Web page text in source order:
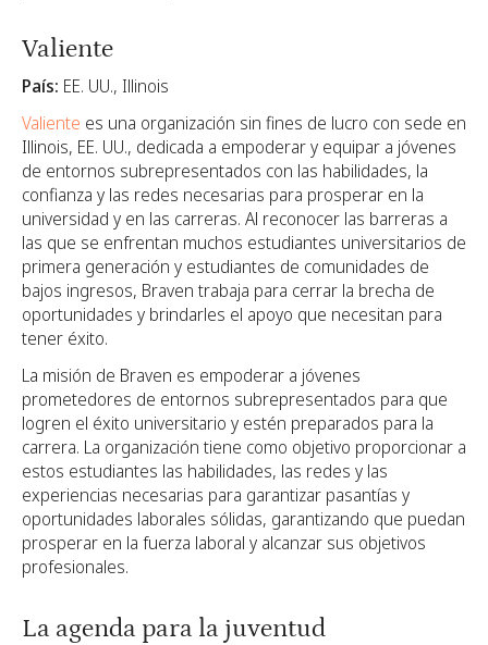
Valiente
País: EE. UU., Illinois
Valiente es una organización sin fines de lucro con sede en
Illinois, EE. UU., dedicada a empoderar y equipar a jóvenes
de entornos subrepresentados con las habilidades, la
confianza y las redes necesarias para prosperar en la
universidad y en las carreras. Al reconocer las barreras a
las que se enfrentan muchos estudiantes universitarios de
primera generación y estudiantes de comunidades de
bajos ingresos, Braven trabaja para cerrar la brecha de
oportunidades y brindarles el apoyo que necesitan para
tener éxito.
La misión de Braven es empoderar a jóvenes
prometedores de entornos subrepresentados para que
logren el éxito universitario y estén preparados para la
carrera. La organización tiene como objetivo proporcionar a
estos estudiantes las habilidades, las redes y las
experiencias necesarias para garantizar pasantías y
oportunidades laborales sólidas, garantizando que puedan
prosperar en la fuerza laboral y alcanzar sus objetivos
profesionales.
La agenda para la juventud